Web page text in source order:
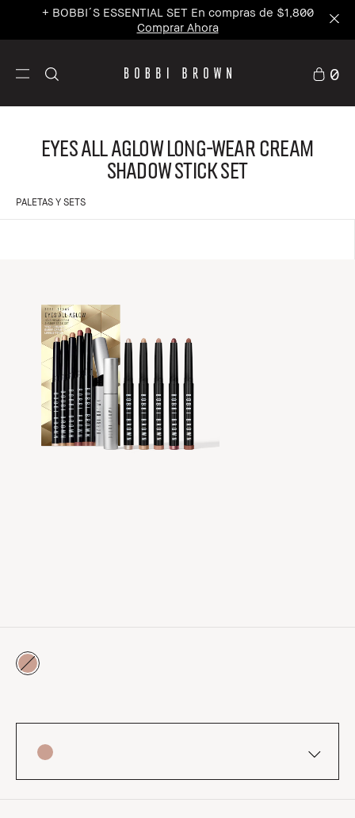
+ BOBBI´S ESSENTIAL SET En compras de $1,800
Comprar Ahora
0
Eyes All Aglow Long-Wear Cream
Shadow Stick Set
PALETAS Y SETS